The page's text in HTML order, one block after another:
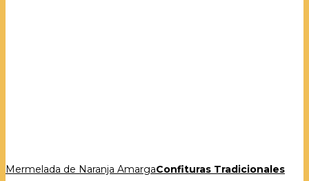
Mermelada de Naranja AmargaConfituras Tradicionales